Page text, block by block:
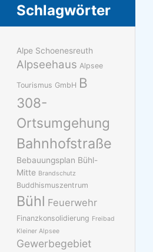
Schlagwörter
Alpe Schoenesreuth
Alpseehaus Alpsee
Tourismus GmbH B
308-
Ortsumgehung
Bahnhofstraße
Bebauungsplan Bühl-
Mitte Brandschutz
Buddhismuszentrum
Bühl Feuerwehr
Finanzkonsolidierung Freibad
Kleiner Alpsee
Gewerbegebiet